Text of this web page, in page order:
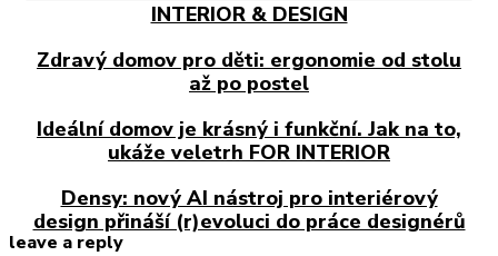
INTERIOR & DESIGN
Zdravý domov pro děti: ergonomie od stolu
až po postel
Ideální domov je krásný i funkční. Jak na to,
ukáže veletrh FOR INTERIOR
Densy: nový AI nástroj pro interiérový
design přináší (r)evoluci do práce designérů
leave a reply